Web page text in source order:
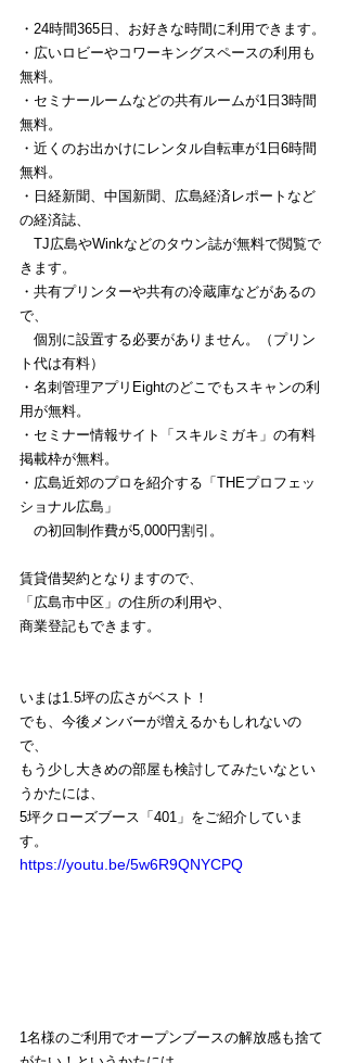
・24時間365日、お好きな時間に利用できます。
・広いロビーやコワーキングスペースの利用も
無料。
・セミナールームなどの共有ルームが1日3時間
無料。
・近くのお出かけにレンタル自転車が1日6時間
無料。
・日経新聞、中国新聞、広島経済レポートなど
の経済誌、
TJ広島やWinkなどのタウン誌が無料で閲覧で
きます。
・共有プリンターや共有の冷蔵庫などがあるの
で、
個別に設置する必要がありません。（プリン
ト代は有料）
・名刺管理アプリEightのどこでもスキャンの利
用が無料。
・セミナー情報サイト「スキルミガキ」の有料
掲載枠が無料。
・広島近郊のプロを紹介する「THEプロフェッ
ショナル広島」
の初回制作費が5,000円割引。
賃貸借契約となりますので、
「広島市中区」の住所の利用や、
商業登記もできます。
いまは1.5坪の広さがベスト！
でも、今後メンバーが増えるかもしれないの
で、
もう少し大きめの部屋も検討してみたいなとい
うかたには、
5坪クローズブース「401」をご紹介していま
す。
https://youtu.be/5w6R9QNYCPQ
1名様のご利用でオープンブースの解放感も捨て